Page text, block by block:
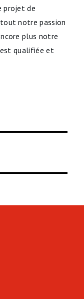
projet de
notre passion
plus notre
est qualifiée et